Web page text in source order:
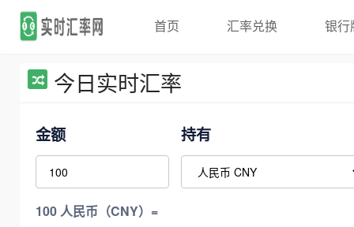
首页 汇率兑换 银行
今日实时汇率
金额 持有
100 人民币（CNY）=